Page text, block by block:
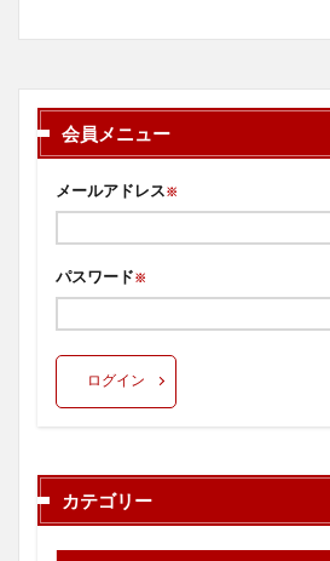
会員メニュー
メールアドレス※
パスワード※
ログイン
カテゴリー